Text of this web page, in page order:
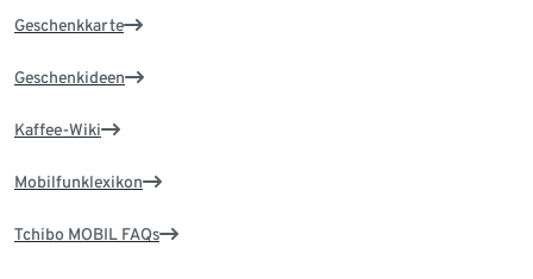
Geschenkkarte
Geschenkideen
Kaffee-Wiki
Mobilfunklexikon
Tchibo MOBIL FAQs